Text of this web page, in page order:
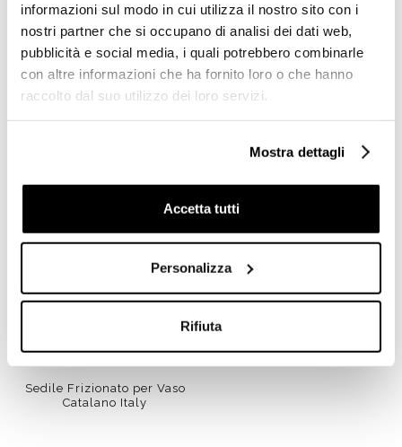
informazioni sul modo in cui utilizza il nostro sito con i
nostri partner che si occupano di analisi dei dati web,
pubblicità e social media, i quali potrebbero combinarle
con altre informazioni che ha fornito loro o che hanno
raccolto dal suo utilizzo dei loro servizi.
Mostra dettagli
Accetta tutti
Personalizza
Rifiuta
Kit Fissaggio per Sanitari a
Terra Filo Muro Catalano
bidet vaso
52 Newflush Filo Parete
Sedile Frizionato per Vaso
Catalano Italy